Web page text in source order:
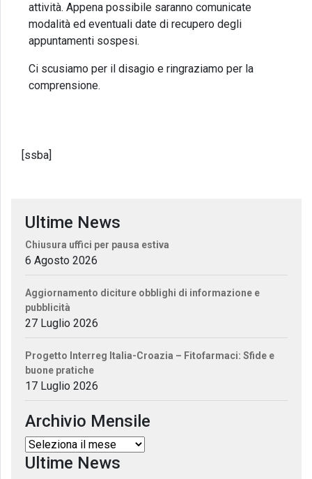
attività. Appena possibile saranno comunicate
modalità ed eventuali date di recupero degli
appuntamenti sospesi.
Ci scusiamo per il disagio e ringraziamo per la
comprensione.
[ssba]
Ultime News
Chiusura uffici per pausa estiva
6 Agosto 2026
Aggiornamento diciture obblighi di informazione e
pubblicità
27 Luglio 2026
Progetto Interreg Italia-Croazia – Fitofarmaci: Sfide e
buone pratiche
17 Luglio 2026
Archivio Mensile
Ultime News